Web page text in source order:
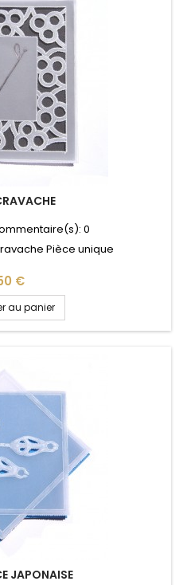
0
Pièce unique
€
au panier
JAPONAISE